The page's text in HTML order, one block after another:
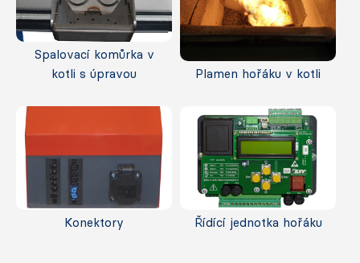
Spalovací komůrka v
kotli s úpravou
Plamen hořáku v kotli
Konektory Řídící jednotka hořáku